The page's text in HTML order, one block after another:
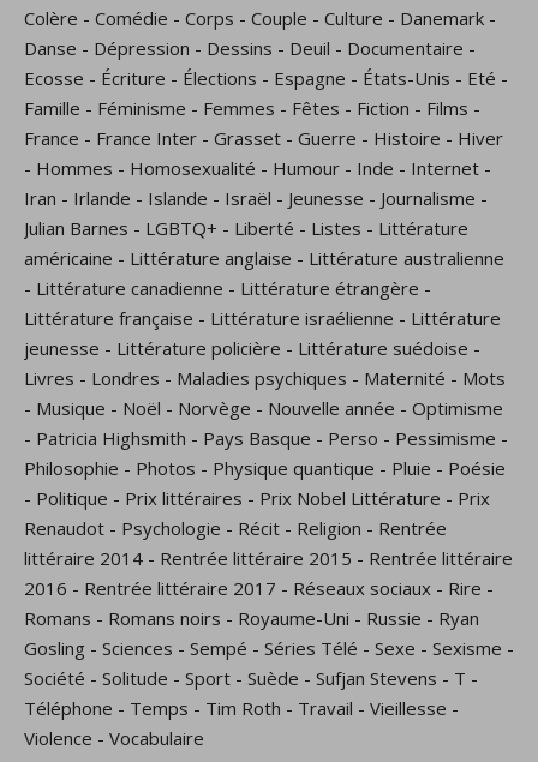
Colère - Comédie - Corps - Couple - Culture - Danemark -
Danse - Dépression - Dessins - Deuil - Documentaire -
Ecosse - Écriture - Élections - Espagne - États-Unis - Eté -
Famille - Féminisme - Femmes - Fêtes - Fiction - Films -
France - France Inter - Grasset - Guerre - Histoire - Hiver
- Hommes - Homosexualité - Humour - Inde - Internet -
Iran - Irlande - Islande - Israël - Jeunesse - Journalisme -
Julian Barnes - LGBTQ+ - Liberté - Listes - Littérature
américaine - Littérature anglaise - Littérature australienne
- Littérature canadienne - Littérature étrangère -
Littérature française - Littérature israélienne - Littérature
jeunesse - Littérature policière - Littérature suédoise -
Livres - Londres - Maladies psychiques - Maternité - Mots
- Musique - Noël - Norvège - Nouvelle année - Optimisme
- Patricia Highsmith - Pays Basque - Perso - Pessimisme -
Philosophie - Photos - Physique quantique - Pluie - Poésie
- Politique - Prix littéraires - Prix Nobel Littérature - Prix
Renaudot - Psychologie - Récit - Religion - Rentrée
littéraire 2014 - Rentrée littéraire 2015 - Rentrée littéraire
2016 - Rentrée littéraire 2017 - Réseaux sociaux - Rire -
Romans - Romans noirs - Royaume-Uni - Russie - Ryan
Gosling - Sciences - Sempé - Séries Télé - Sexe - Sexisme -
Société - Solitude - Sport - Suède - Sufjan Stevens - T -
Téléphone - Temps - Tim Roth - Travail - Vieillesse -
Violence - Vocabulaire